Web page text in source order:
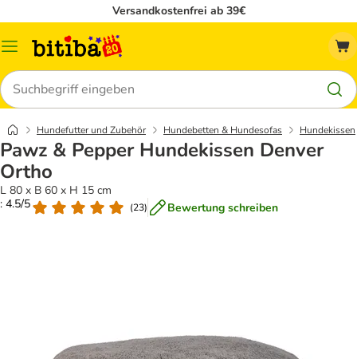
Versandkostenfrei ab 39€
Menü
Suchen
Hundefutter und Zubehör Hundebetten & Hundesofas Hundekissen
Pawz & Pepper Hundekissen Denver
Ortho
L 80 x B 60 x H 15 cm
: 4.5/5
(23) Bewertung schreiben